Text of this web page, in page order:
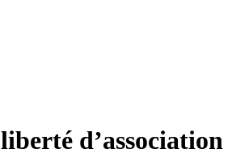
liberté d’association